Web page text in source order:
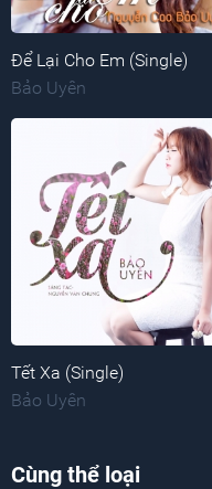
Để Lại Cho Em (Single)
Bảo Uyên
Tết Xa (Single)
Bảo Uyên
Cùng thể loại